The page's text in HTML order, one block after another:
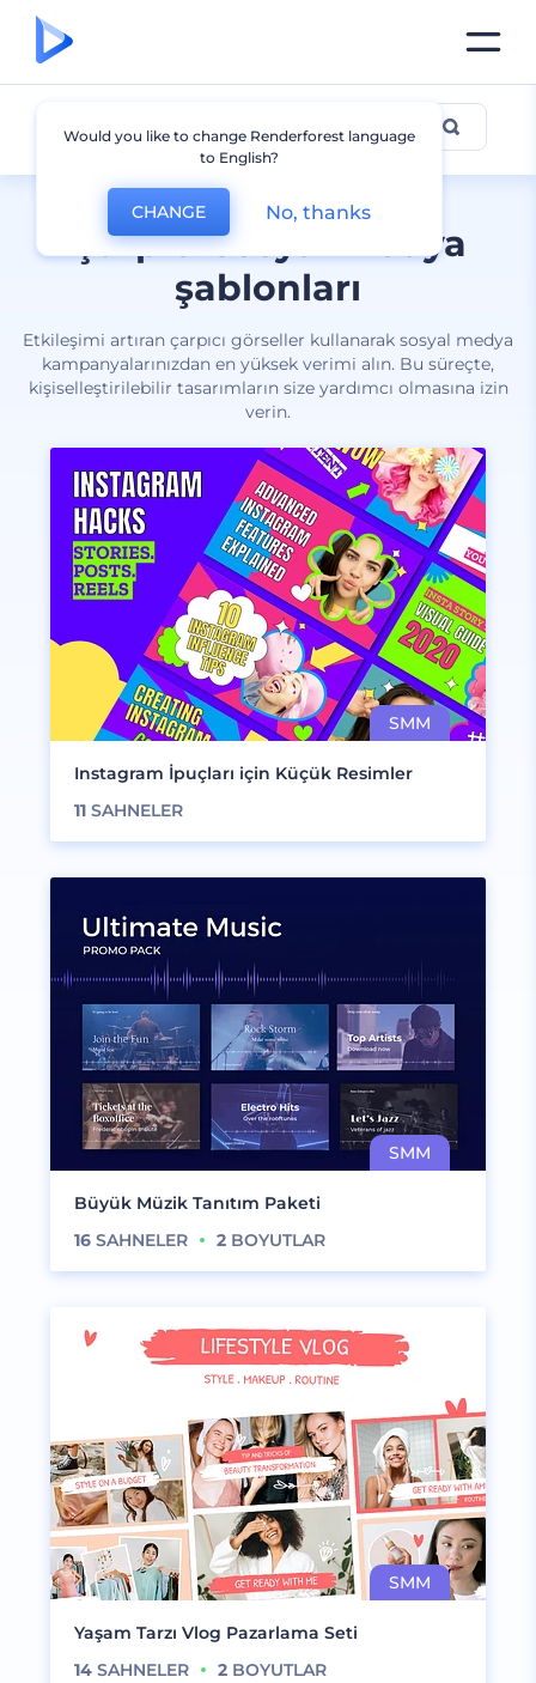
Çarpıcı sosyal medya
şablonları
Etkileşimi artıran çarpıcı görseller kullanarak sosyal medya
kampanyalarınızdan en yüksek verimi alın. Bu süreçte,
kişiselleştirilebilir tasarımların size yardımcı olmasına izin
verin.
Sosyal Medya
Instagram İpuçları için Küçük Resimler
11 SAHNELER
Büyük Müzik Tanıtım Paketi
16 SAHNELER 2 BOYUTLAR
Yaşam Tarzı Vlog Pazarlama Seti
14 SAHNELER 2 BOYUTLAR
Would you like to change Renderforest language
to English?
CHANGE No, thanks